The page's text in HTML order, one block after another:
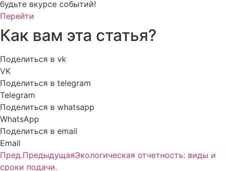
будьте вкурсе событий!
Перейти
Как вам эта статья?
Поделиться в vk
VK
Поделиться в telegram
Telegram
Поделиться в whatsapp
WhatsApp
Поделиться в email
Email
Пред.ПредыдущаяЭкологическая отчетность: виды и
сроки подачи.